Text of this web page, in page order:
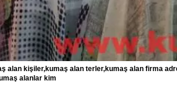
alan kişiler,kumaş alan terler,kumaş alan firma
alanlar kim